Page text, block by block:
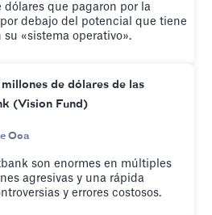
dólares que pagaron por la
debajo del potencial que tiene
«sistema operativo».
de dólares de las
(Vision Fund)
Oca
son enormes en múltiples
agresivas y una rápida
y errores costosos.